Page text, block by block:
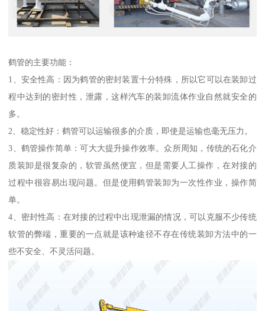
鹤管的主要功能：
1、安全性高：因为鹤管的密封装置十分特殊，所以它可以在装卸过
程中达到的密封性，泄露，这样汽车的装卸流体作业自然就安全的
多。
2、稳定性好：鹤管可以运输很多的介质，即使是运输也毫无压力。
3、鹤管操作简单：可大大提升操作效率。众所周知，传统的石化介
质装卸是很复杂的，软管虽然便宜，但是需要人工操作，在对接的
过程中很容易出现问题。但是使用鹤管装卸为一次性作业，操作简
单。
4、密封性高：在对接的过程中出现泄漏的情况，可以克服不少传统
软管的弊端，重要的一点就是该种途径不存在传统装卸方法中的一
些不安全、不灵活问题。